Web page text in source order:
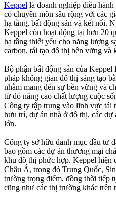
Keppel là doanh nghiệp điều
có chuyên môn sâu rộng với các
hạ tầng, bất động sản và kết nối.
Keppel còn hoạt động tại hơn 20
hạ tầng thiết yếu cho năng lượng
carbon, tái tạo đô thị bền vững và
Bộ phận bất động sản của
pháp không gian đô thị sáng tạo
nhằm mang đến sự bền vững và
từ đó nâng cao chất lượng cuộc
Công ty tập trung vào lĩnh vực tái
hưu trí, dự án nhà ở đô thị, các
lớn.
Công ty sở hữu danh mục đầu tư
bao gồm các dự án thương mại
khu đô thị phức hợp. Keppel hiện
Châu Á, trong đó Trung Quốc,
trường trọng điểm, đồng thời tiếp
cũng như các thị trường khác trên